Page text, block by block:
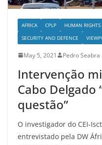
AFRICA CPLP HUMAN RIGHTS
SECURITY AND DEFENCE
May 5, 2021 Pedro Seabra
Intervenção
Cabo Delgado
questão”
O investigador do CEI-
entrevistado pela DW